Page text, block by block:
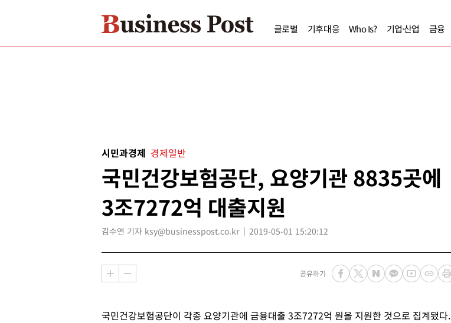
글로벌 기후대응 Who Is? 기업·산업 금융
시민과경제 경제일반
국민건강보험공단, 요양기관 8835곳에
3조7272억 대출지원
김수연 기자 ksy@businesspost.co.kr 2019-05-01 15:20:12
공유하기
국민건강보험공단이 각종 요양기관에 금융대출 3조7272억 원을 지원한 것으로 집계됐다.